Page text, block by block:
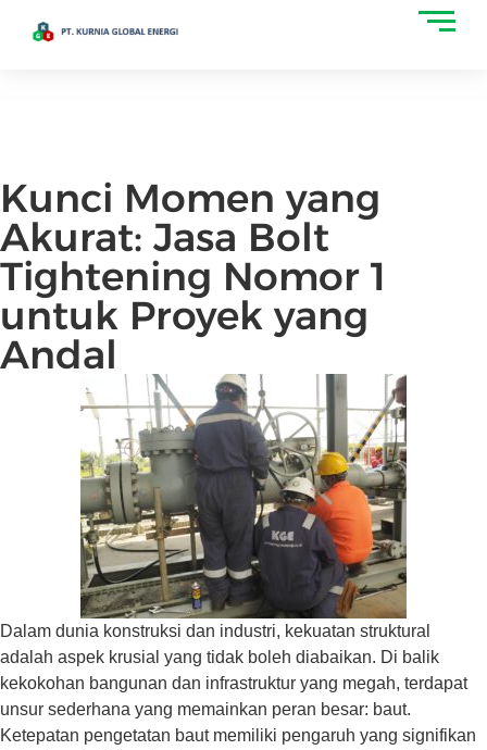
Kunci Momen yang
Akurat: Jasa Bolt
Tightening Nomor 1
untuk Proyek yang
Andal
Dalam dunia konstruksi dan industri, kekuatan struktural
adalah aspek krusial yang tidak boleh diabaikan. Di balik
kekokohan bangunan dan infrastruktur yang megah, terdapat
unsur sederhana yang memainkan peran besar: baut.
Ketepatan pengetatan baut memiliki pengaruh yang signifikan